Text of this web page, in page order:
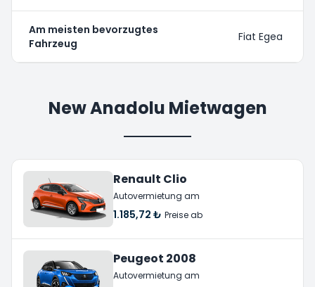
Am meisten bevorzugtes
Fahrzeug
Fiat Egea
New Anadolu Mietwagen
Renault Clio
Autovermietung am
1.185,72 ₺ Preise ab
Peugeot 2008
Autovermietung am